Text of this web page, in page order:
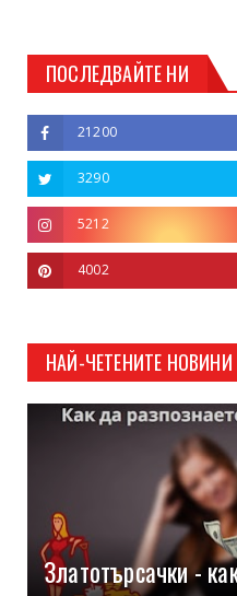
ПОСЛЕДВАЙТЕ НИ
21200
3290
5212
4002
НАЙ-ЧЕТЕНИТЕ НОВИНИ
Златотърсачки -